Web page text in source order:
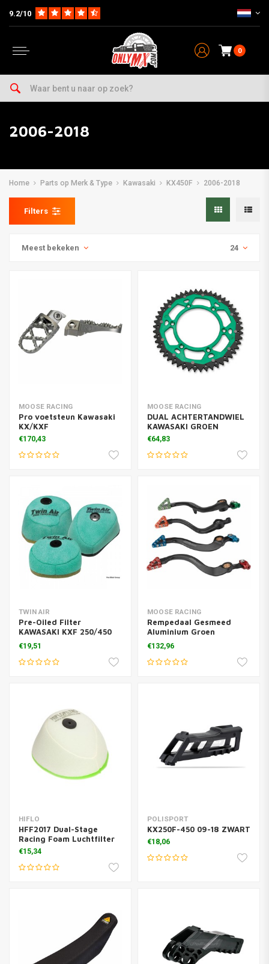
9.2/10
0
2006-2018
Home Parts op Merk & Type Kawasaki KX450F 2006-2018
Filters
Meest bekeken 24
MOOSE RACING
Pro voetsteun Kawasaki
KX/KXF
€170,43
MOOSE RACING
DUAL ACHTERTANDWIEL
KAWASAKI GROEN
€64,83
TWIN AIR
Pre-Oiled Filter
KAWASAKI KXF 250/450
'16-18
€19,51
MOOSE RACING
Rempedaal Gesmeed
Aluminium Groen
Kawasaki KX 450 F
€132,96
HIFLO
HFF2017 Dual-Stage
Racing Foam Luchtfilter
€15,34
POLISPORT
KX250F-450 09-18 ZWART
€18,06